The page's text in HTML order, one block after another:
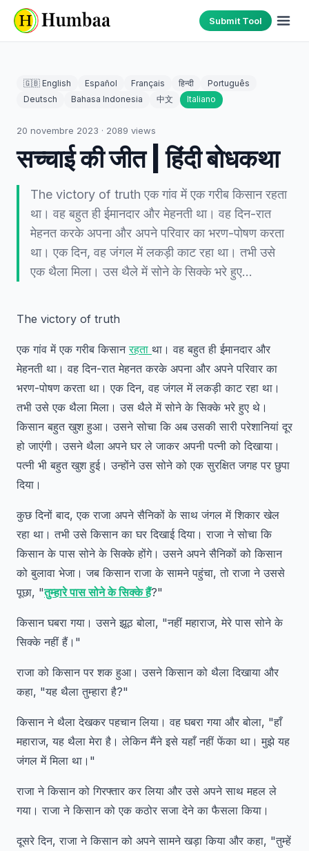
Submit Tool
🇬🇧 English Español Français हिन्दी
Português
Deutsch
Bahasa Indonesia 中文 Italiano
20 novembre 2023 · 2089 views
सच्चाई की जीत | हिंदी बोधकथा
The victory of truth एक गांव में एक गरीब किसान रहता
था। वह बहुत ही ईमानदार और मेहनती था। वह दिन-रात
मेहनत करके अपना और अपने परिवार का भरण-पोषण करता
था। एक दिन, वह जंगल में लकड़ी काट रहा था। तभी उसे
एक थैला मिला। उस थैले में सोने के सिक्के भरे हुए…
The victory of truth
एक गांव में एक गरीब किसानरहता था। वह बहुत ही ईमानदार और
मेहनती था। वह दिन-रात मेहनत करके अपना और अपने परिवार का
भरण-पोषण करता था। एक दिन, वह जंगल में लकड़ी काट रहा था।
तभी उसे एक थैला मिला। उस थैले में सोने के सिक्के भरे हुए थे।
किसान बहुत खुश हुआ। उसने सोचा कि अब उसकी सारी परेशानियां दूर
हो जाएंगी। उसने थैला अपने घर ले जाकर अपनी पत्नी को दिखाया।
पत्नी भी बहुत खुश हुई। उन्होंने उस सोने को एक सुरक्षित जगह पर छुपा
दिया।
कुछ दिनों बाद, एक राजा अपने सैनिकों के साथ जंगल में शिकार खेल
रहा था। तभी उसे किसान का घर दिखाई दिया। राजा ने सोचा कि
किसान के पास सोने के सिक्के होंगे। उसने अपने सैनिकों को किसान
को बुलावा भेजा। जब किसान राजा के सामने पहुंचा, तो राजा ने उससे
पूछा, "तुम्हारे पास सोने के सिक्के हैं?"
किसान घबरा गया। उसने झूठ बोला, "नहीं महाराज, मेरे पास सोने के
सिक्के नहीं हैं।"
राजा को किसान पर शक हुआ। उसने किसान को थैला दिखाया और
कहा, "यह थैला तुम्हारा है?"
किसान ने थैला देखकर पहचान लिया। वह घबरा गया और बोला, "हाँ
महाराज, यह थैला मेरा है। लेकिन मैंने इसे यहाँ नहीं फेंका था। मुझे यह
जंगल में मिला था।"
राजा ने किसान को गिरफ्तार कर लिया और उसे अपने साथ महल ले
गया। राजा ने किसान को एक कठोर सजा देने का फैसला किया।
दूसरे दिन, राजा ने किसान को अपने सामने खड़ा किया और कहा, "तुम्हें